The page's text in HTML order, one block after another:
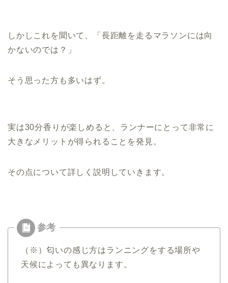
しかしこれを聞いて、「長距離を走るマラソンには向
かないのでは？」
そう思った方も多いはず。
実は30分香りが楽しめると、ランナーにとって非常に
大きなメリットが得られることを発見。
その点について詳しく説明していきます。
（※）匂いの感じ方はランニングをする場所や
天候によっても異なります。